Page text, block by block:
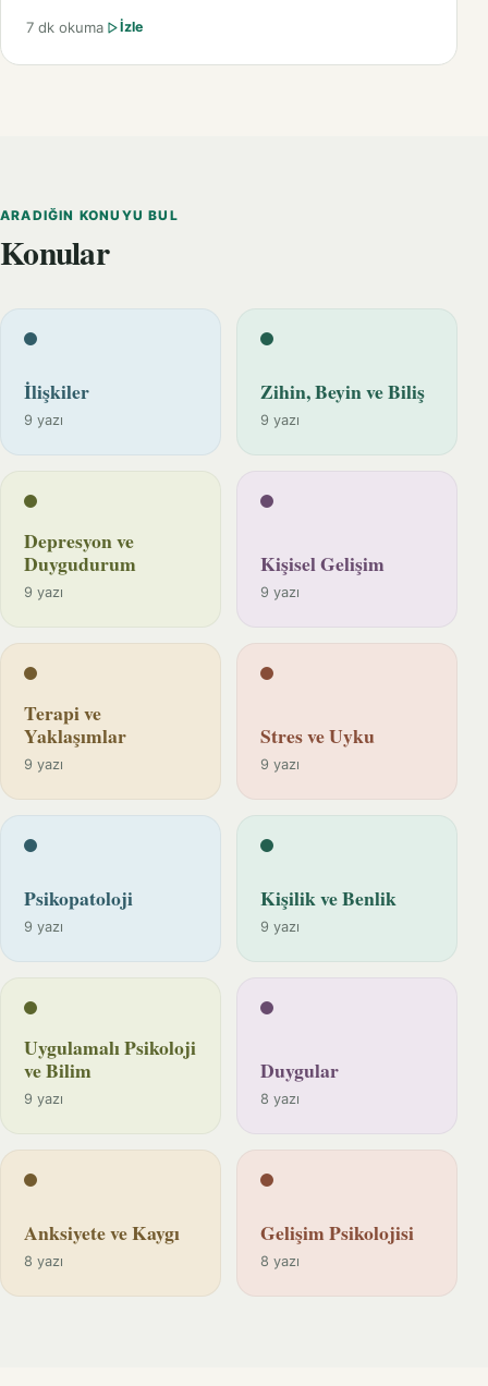
7 dk okuma İzle
ARADIĞIN KONUYU BUL
Konular
İlişkiler
9 yazı
Zihin, Beyin ve Biliş
9 yazı
Depresyon ve
Duygudurum
9 yazı
Kişisel Gelişim
9 yazı
Terapi ve
Yaklaşımlar
9 yazı
Stres ve Uyku
9 yazı
Psikopatoloji
9 yazı
Kişilik ve Benlik
9 yazı
Uygulamalı Psikoloji
ve Bilim
9 yazı
Duygular
8 yazı
Anksiyete ve Kaygı
8 yazı
Gelişim Psikolojisi
8 yazı